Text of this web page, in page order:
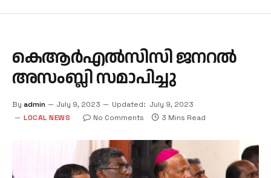
കെആര്‍എല്‍സിസി ജനറല്‍
അസംബ്ലി സമാപിച്ചു
By admin July 9, 2023 Updated: July 9, 2023
LOCAL NEWS
No Comments 3 Mins Read